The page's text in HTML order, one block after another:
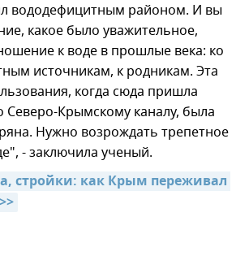
вододефицитным районом. И вы
какое было уважительное,
к воде в прошлые века: ко
источникам, к родникам. Эта
когда сюда пришла
Северо-Крымскому каналу, была
Нужно возрождать трепетное
- заключила ученый.
стройки: как Крым переживал